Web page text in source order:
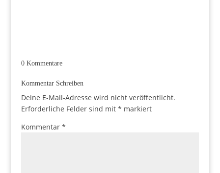
0 Kommentare
Kommentar Schreiben
Deine E-Mail-Adresse wird nicht veröffentlicht.
Erforderliche Felder sind mit * markiert
Kommentar *